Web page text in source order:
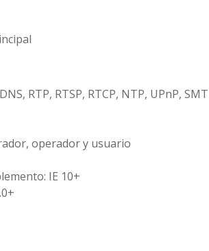
RTP, RTSP, RTCP, NTP, UPnP,
operador y usuario
IE 10+